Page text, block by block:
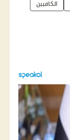
الكافيين